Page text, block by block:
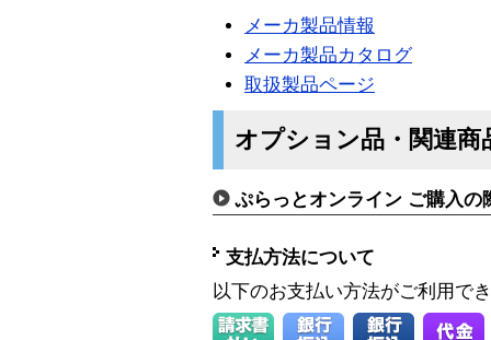
メーカ製品情報
メーカ製品カタログ
取扱製品ページ
オプション品・関連商
ぷらっとオンライン ご購入の
支払方法について
以下のお支払い方法がご利用で